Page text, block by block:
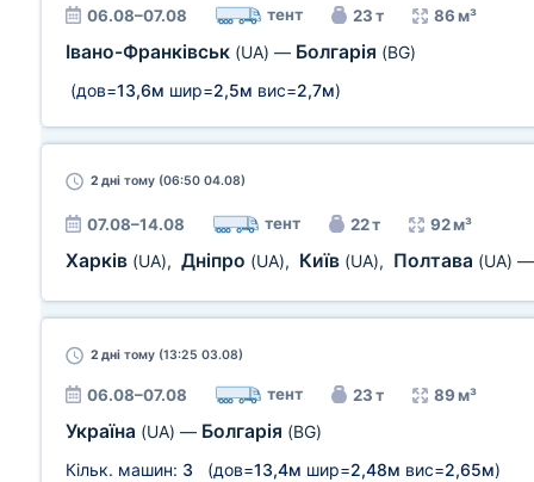
06.08–07.08 тент 23 т 86 м³
Івано-Франківськ (UA) — Болгарія (BG)
(дов=13,6м шир=2,5м вис=2,7м)
2 дні тому (06:50 04.08)
07.08–14.08 тент 22 т 92 м³
Харків (UA), Дніпро (UA), Київ (UA), Полтава (UA)
2 дні тому (13:25 03.08)
06.08–07.08 тент 23 т 89 м³
Україна (UA) — Болгарія (BG)
Кільк. машин: 3 (дов=13,4м шир=2,48м вис=2,65м)